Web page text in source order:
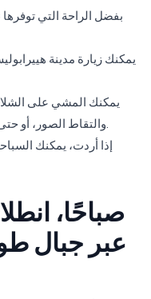
والتقاط الصور، أو حتى وضع قدميك في الماء الدافئ للاسترخاء.
صباحًا،
عبر جبال